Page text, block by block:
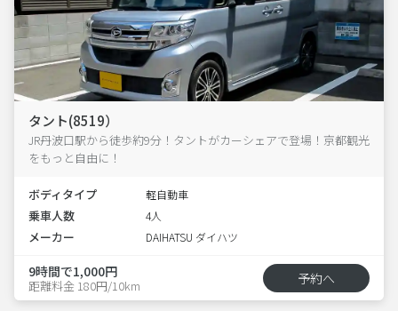
タント(8519）
JR丹波口駅から徒歩約9分！タントがカーシェアで登場！京都観光
をもっと自由に！
ボディタイプ 軽自動車
乗車人数 4人
メーカー DAIHATSU ダイハツ
9時間で1,000円
距離料金 180円/10km 予約へ